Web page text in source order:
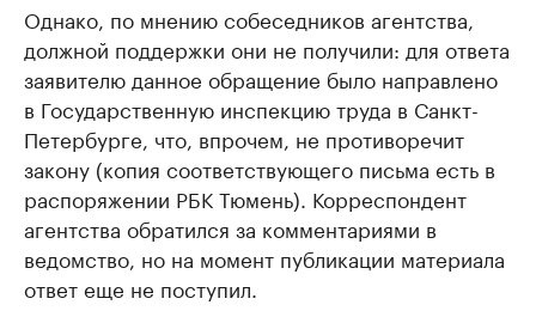
Однако, по мнению собеседников агентства,
должной поддержки они не получили: для ответа
заявителю данное обращение было направлено
в Государственную инспекцию труда в Санкт-
Петербурге, что, впрочем, не противоречит
закону (копия соответствующего письма есть в
распоряжении РБК Тюмень). Корреспондент
агентства обратился за комментариями в
ведомство, но на момент публикации материала
ответ еще не поступил.